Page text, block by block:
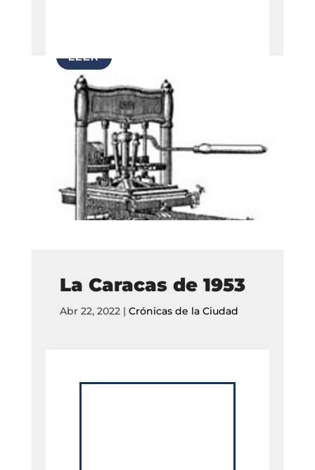
La Caracas de 1953
Abr 22, 2022| Crónicas de la Ciudad